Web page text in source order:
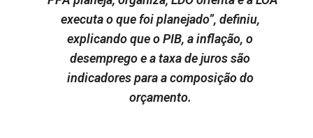
executa o que foi planejado”, definiu,
explicando que o PIB, a inflação, o
desemprego e a taxa de juros são
indicadores para a composição do
orçamento.